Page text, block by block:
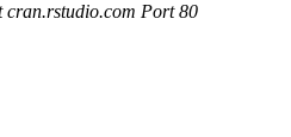
cran.rstudio.com Port 80